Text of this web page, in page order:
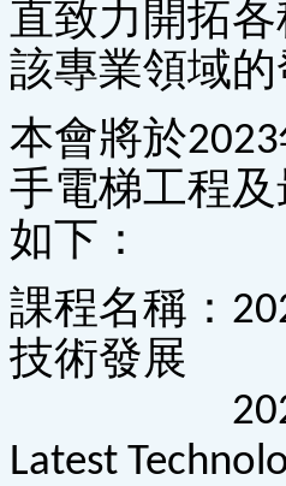
直致力開拓
該專業領域
本會將於
手電梯工程
如下：
課程名稱：
技術發展
2022 Lift
Latest